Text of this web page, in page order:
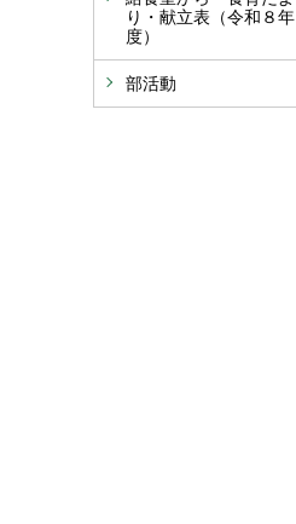
り・献立表（令和８年
度）
部活動